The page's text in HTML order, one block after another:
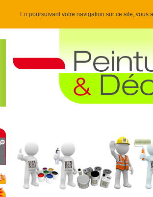
En poursuivant votre navigation sur ce site,